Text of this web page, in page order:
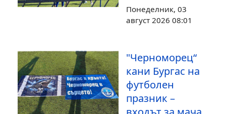
Понеделник, 03
август 2026 08:01
"Черноморец“
кани Бургас на
футболен
празник –